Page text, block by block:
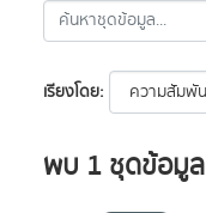
เรียงโดย
พบ 1 ชุดข้อมูล